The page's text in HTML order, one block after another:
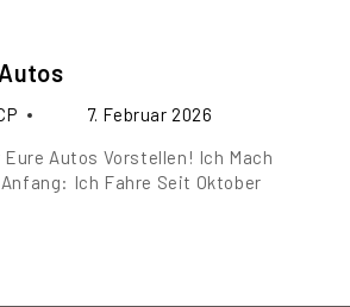
7. Februar 2026
Autos Vorstellen! Ich Mach
Anfang: Ich Fahre Seit Oktober